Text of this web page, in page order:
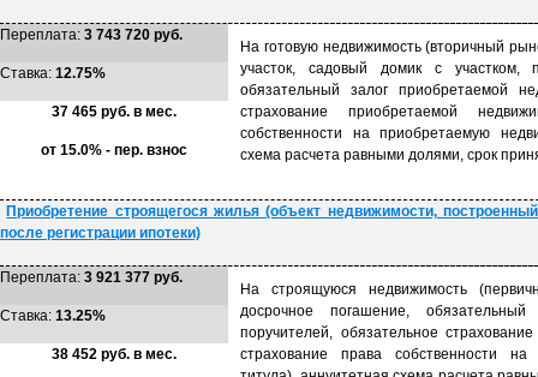
Переплата: 3 743 720 руб.
На готовую недвижимость (вторичный
участок, садовый домик с участком,
обязательный залог приобретаемой
страхование приобретаемой
собственности на приобретаемую
схема расчета равными долями, срок
Ставка: 12.75%
37 465 руб. в мес.
от 15.0% - пер. взнос
Приобретение строящегося жилья (объект недвижимости,
после регистрации ипотеки)
Переплата: 3 921 377 руб.
На строящуюся недвижимость
досрочное погашение,
поручителей, обязательное
страхование права собственности
Ставка: 13.25%
38 452 руб. в мес.